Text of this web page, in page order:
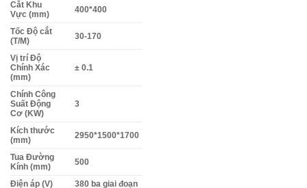
Cắt Khu
Vực (mm)
400*400
Tốc Độ cắt
(T/M)
30-170
Vị trí Độ
Chính Xác
(mm)
± 0.1
Chính Công
Suất Động
Cơ (KW)
3
Kích thước
(mm)
2950*1500*1700
Tua Đường
Kính (mm)
500
Điện áp (V) 380 ba giai đoạn